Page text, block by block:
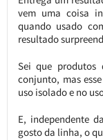
vem uma coisa
quando usado
resultado
Sei que
conjunto, mas
uso isolado e no
E, independente
gosto da linha, o